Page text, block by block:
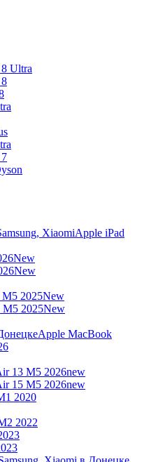
Ultra
Apple iPad
New
New
M5 2025New
M5 2025New
Apple MacBook
13 M5 2026new
15 M5 2026new
2020
2022